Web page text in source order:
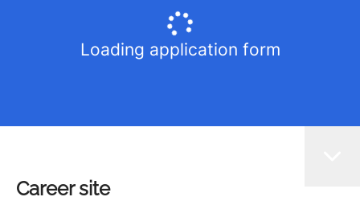
Loading application form
Career site